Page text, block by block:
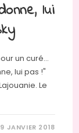
lui
un curé...
lui pas !"
Le
9 JANVIER 2018